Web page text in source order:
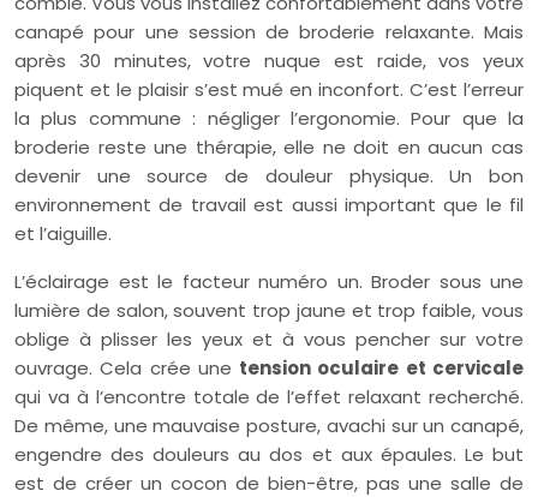
canapé pour une session de broderie relaxante. Mais
après 30 minutes, votre nuque est raide, vos yeux
piquent et le plaisir s’est mué en inconfort. C’est l’erreur
la plus commune : négliger l’ergonomie. Pour que la
broderie reste une thérapie, elle ne doit en aucun cas
devenir une source de douleur physique. Un bon
environnement de travail est aussi important que le fil
et l’aiguille.
L’éclairage est le facteur numéro un. Broder sous une
lumière de salon, souvent trop jaune et trop faible, vous
oblige à plisser les yeux et à vous pencher sur votre
ouvrage. Cela crée une tension oculaire et cervicale
qui va à l’encontre totale de l’effet relaxant recherché.
De même, une mauvaise posture, avachi sur un canapé,
engendre des douleurs au dos et aux épaules. Le but
est de créer un cocon de bien-être, pas une salle de